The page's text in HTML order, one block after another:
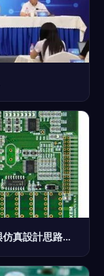
高頻電路板與集成電路芯片設計 核心概念與仿真設計思路解析